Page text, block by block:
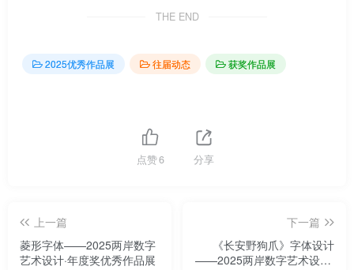
THE END
2025优秀作品展 往届动态 获奖作品展
点赞6 分享
上一篇
菱形字体——2025两岸数字
艺术设计·年度奖优秀作品展
下一篇
《长安野狗爪》字体设计
——2025两岸数字艺术设计·